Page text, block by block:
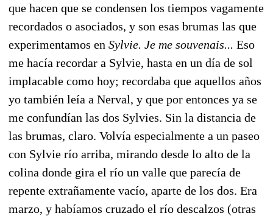
que hacen que se condensen los tiempos vagamente
recordados o asociados, y son esas brumas las que
experimentamos en Sylvie. Je me souvenais... Eso
me hacía recordar a Sylvie, hasta en un día de sol
implacable como hoy; recordaba que aquellos años
yo también leía a Nerval, y que por entonces ya se
me confundían las dos Sylvies. Sin la distancia de
las brumas, claro. Volvía especialmente a un paseo
con Sylvie río arriba, mirando desde lo alto de la
colina donde gira el río un valle que parecía de
repente extrañamente vacío, aparte de los dos. Era
marzo, y habíamos cruzado el río descalzos (otras